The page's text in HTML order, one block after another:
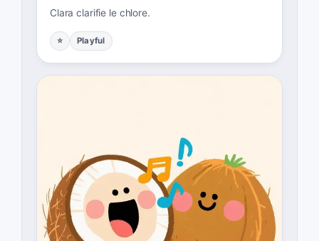
Clara clarifie le chlore.
⭐ Playful